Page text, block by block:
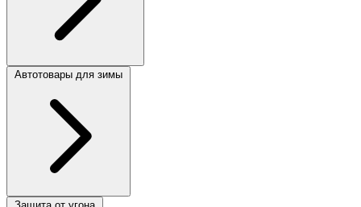
Автотовары для зимы